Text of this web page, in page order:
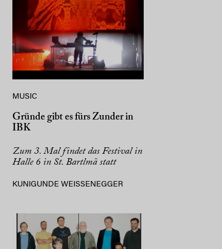
MUSIC
Gründe gibt es fürs Zunder in
IBK
Zum 3. Mal findet das Festival in
Halle 6 in St. Bartlmä statt
KUNIGUNDE WEISSENEGGER